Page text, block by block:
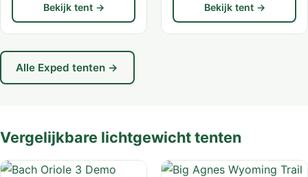
Bekijk tent → Bekijk tent →
Alle Exped tenten →
Vergelijkbare lichtgewicht tenten